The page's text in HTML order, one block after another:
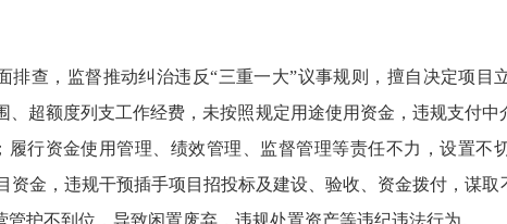
排查，监督推动纠治违反“三重一大”议事规则，擅自决定项目
超额度列支工作经费，未按照规定用途使用资金，违规支付
行资金使用管理、绩效管理、监督管理等责任不力，设置不
金，违规干预插手项目招投标及建设、验收、资金拨付，谋